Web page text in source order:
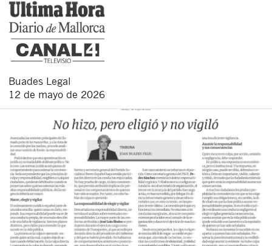
Buades Legal
12 de mayo de 2026